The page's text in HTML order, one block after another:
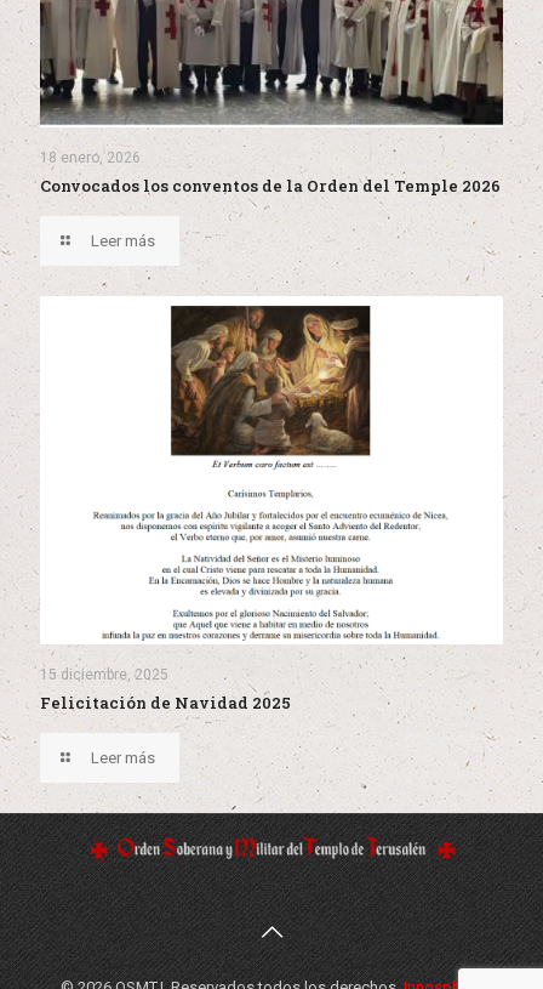
18 enero, 2026
Convocados los conventos de la Orden del Temple 2026
Leer más
15 diciembre, 2025
Felicitación de Navidad 2025
Leer más